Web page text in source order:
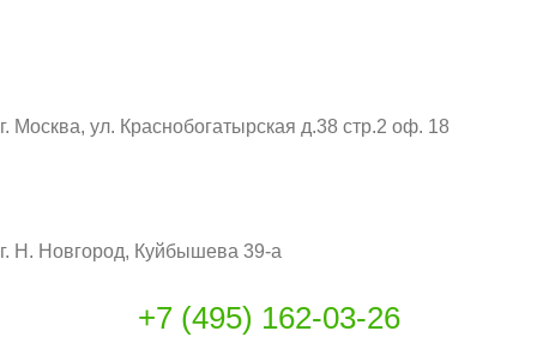
г. Москва, ул. Краснобогатырская д.38 стр.2 оф. 18
г. Н. Новгород, Куйбышева 39-а
+7 (495) 162-03-26